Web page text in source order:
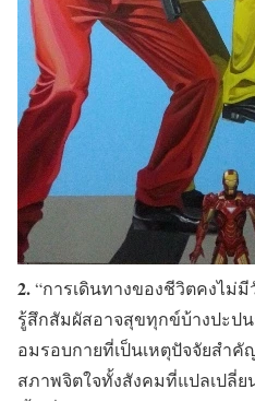
2.“การเดินทางของชีวิตคงไม่
รู้สึกสัมผัสอาจสุขทุกข์บ้างปะป
อมรอบกายที่เป็นเหตุปัจจัยสำ
สภาพจิตใจทั้งสังคมที่แปลเปลี่